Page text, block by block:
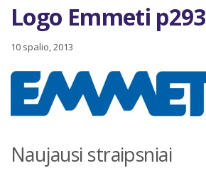
Logo Emmeti p293
10 spalio, 2013
Naujausi straipsniai